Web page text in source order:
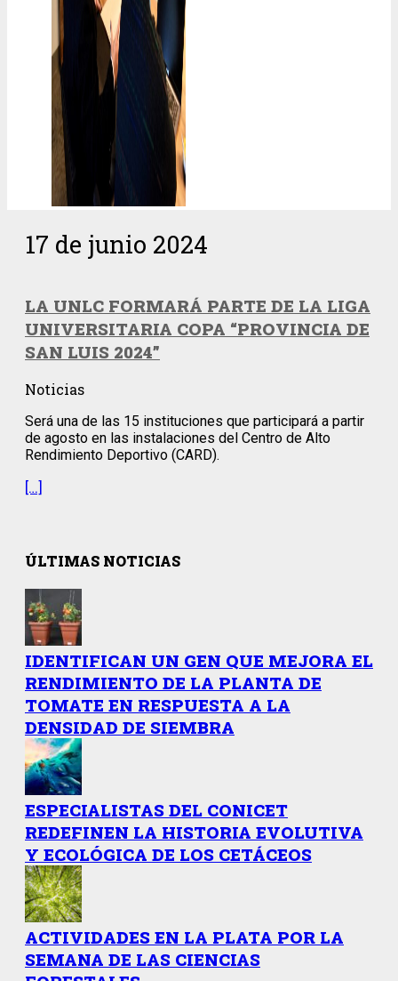
17 de junio 2024
LA UNLC FORMARÁ PARTE DE LA LIGA
UNIVERSITARIA COPA “PROVINCIA DE
SAN LUIS 2024”
Noticias
Será una de las 15 instituciones que participará a partir
de agosto en las instalaciones del Centro de Alto
Rendimiento Deportivo (CARD).
[…]
ÚLTIMAS NOTICIAS
IDENTIFICAN UN GEN QUE MEJORA EL
RENDIMIENTO DE LA PLANTA DE
TOMATE EN RESPUESTA A LA
DENSIDAD DE SIEMBRA
ESPECIALISTAS DEL CONICET
REDEFINEN LA HISTORIA EVOLUTIVA
Y ECOLÓGICA DE LOS CETÁCEOS
ACTIVIDADES EN LA PLATA POR LA
SEMANA DE LAS CIENCIAS